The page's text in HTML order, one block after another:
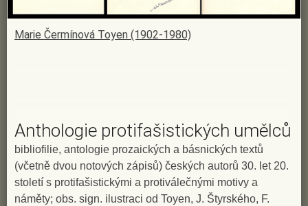
Marie Čermínová Toyen (1902-1980)
Anthologie protifašistických umělců
bibliofilie, antologie prozaických a básnických textů
(včetně dvou notových zápisů) českých autorů 30. let 20.
století s protifašistickými a protiválečnými motivy a
náměty; obs. sign. ilustraci od Toyen, J. Štyrského, F.